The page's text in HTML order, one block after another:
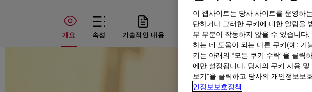
개요 속성 기술적인 내용 샘플 옵션 구매 옵션
이 웹사이트는 당사 사이트를 운영하
단하거나 그러한 쿠키에 대한 알림을
부 부분이 작동하지 않을 수 있습니
하는 데 도움이 되는 다른 쿠키(예: 기
키는 아래의 “모든 쿠키 수락”을 클
에만 설정됩니다. 당사의 쿠키 사용
보기”을 클릭하고 당사의 개인정보보
인정보보호정책